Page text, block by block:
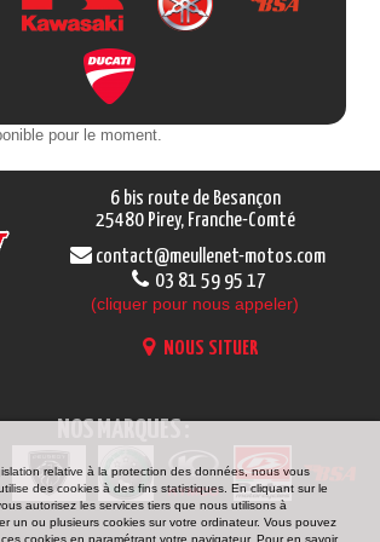
pour le moment.
6 bis route de Besançon
25480 Pirey, Franche-Comté
contact@meullenet-motos.com
03 81 59 95 17
(cliquer pour nous appeler)
NOUS SITUER
NOS MARQUES :
relative à la protection des données, nous vous
des cookies à des fins statistiques. En cliquant sur le
autorisez les services tiers que nous utilisons à
un ou plusieurs cookies sur votre ordinateur. Vous pouvez
cookies en paramétrant votre navigateur. Pour en savoir